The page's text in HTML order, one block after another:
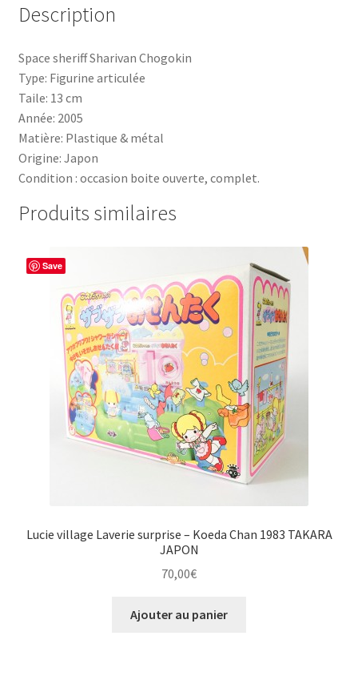
Description
Space sheriff Sharivan Chogokin
Type: Figurine articulée
Taile: 13 cm
Année: 2005
Matière: Plastique & métal
Origine: Japon
Condition : occasion boite ouverte, complet.
Produits similaires
Save
Lucie village Laverie surprise – Koeda Chan 1983 TAKARA
JAPON
70,00€
Ajouter au panier